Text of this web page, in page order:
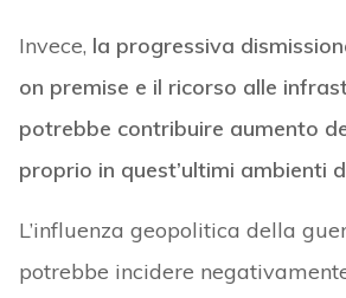
Invece, la progressiva
on premise e il ricorso alle
potrebbe contribuire aumento
proprio in quest’ultimi ambienti
L’influenza geopolitica della
potrebbe incidere